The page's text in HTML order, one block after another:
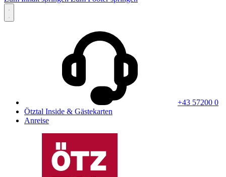
+43 57200 0
Ötztal Inside & Gästekarten
Anreise